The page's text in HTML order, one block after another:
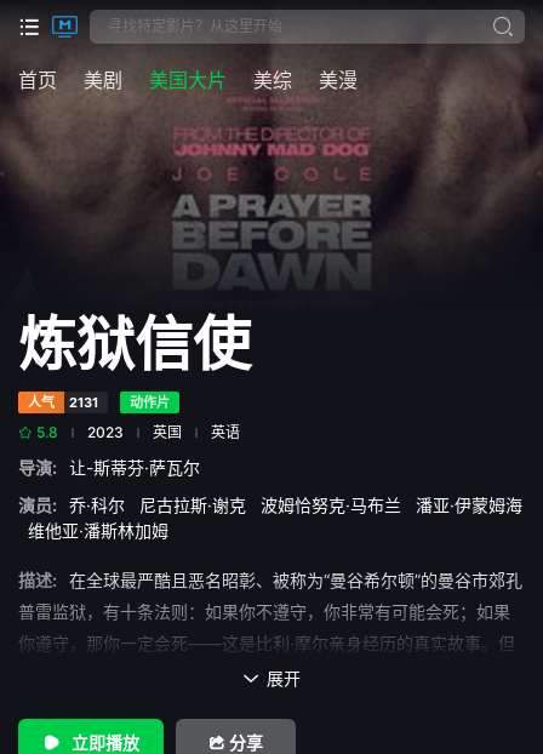
首页 美剧 美国大片 美综 美漫
炼狱信使
人气 2131 动作片
5.8 2023 英国 英语
导演:
让-斯蒂芬·萨瓦尔
演员:
乔·科尔 尼古拉斯·谢克 波姆恰努克·马布兰
潘亚·伊蒙姆海
维他亚·潘斯林加姆
描述:
在全球最严酷且恶名昭彰、被称为“曼谷希尔顿”的曼谷市郊孔
普雷监狱，有十条法则：如果你不遵守，你非常有可能会死；如果
你遵守，那你一定会死——这是比利·摩尔亲身经历的真实故事。但
是，比尔拒绝妥协不甘枉死狱中，他开始置之死地而后生地学习泰
路。
 展开
立即播放 分享